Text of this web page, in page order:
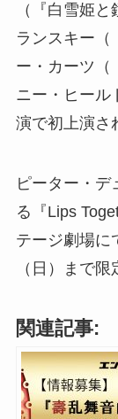
（『白雪姫
ランスキー（
ー・カーツ（
ニー・ヒール
演で初上演さ
ピーター・デ
る『Lips
テージ劇場に
（日）まで限
関連記事: